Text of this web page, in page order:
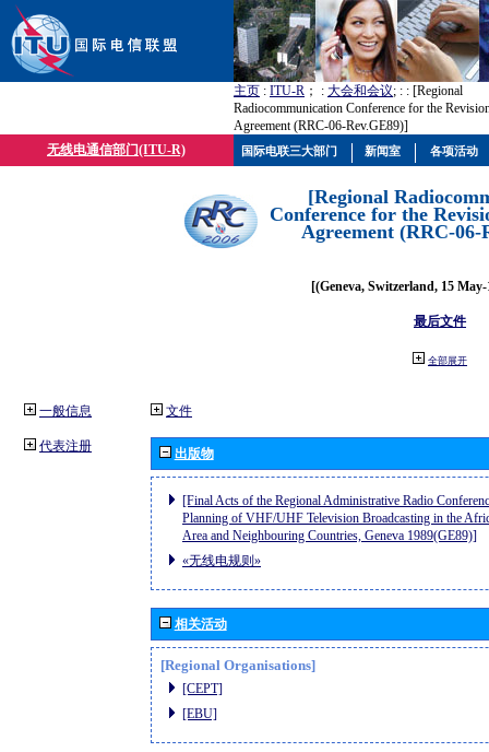
主页 : ITU-R ； : 大会和会议; : : [Regional
Radiocommunication Conference for the
Agreement (RRC-06-Rev.GE89)]
无线电通信部门(ITU-R)
[Regional
Conference for the
Agreement (RRC-06-
[(Geneva, Switzerland, 15
最后文件
全部展开
一般信息
代表注册
文件
出版物
[Final Acts of the Regional Administrative Radio
Planning of VHF/UHF Television Broadcasting in the
Area and Neighbouring Countries, Geneva 1989(GE89)]
«无线电规则»
相关活动
[Regional Organisations]
[CEPT]
[EBU]
国际电联三大部门 新闻室 各项活动